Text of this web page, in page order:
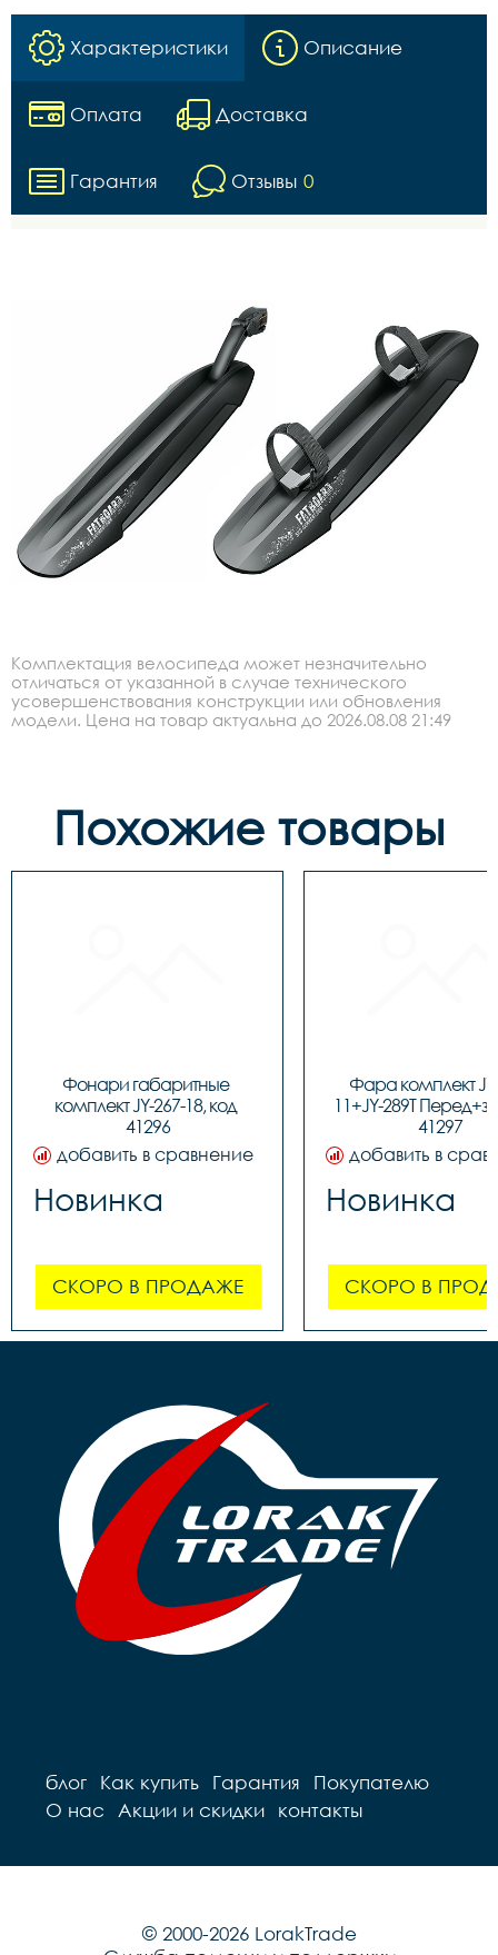
Характеристики Описание
Оплата Доставка
Гарантия Отзывы 0
Комплектация велосипеда может незначительно
отличаться от указанной в случае технического
усовершенствования конструкции или обновления
модели. Цена на товар актуальна до 2026.08.08 21:49
Похожие товары
Фонари габаритные
комплект JY-267-18, код
41296
добавить в сравнение
Новинка
СКОРО В ПРОДАЖЕ
Фара комплект
11+JY-289T
41297
добавить в
Новинка
СКОРО В
блог Как купить Гарантия
Покупателю
О нас
Акции и скидки контакты
© 2000-2026 LorakTrade